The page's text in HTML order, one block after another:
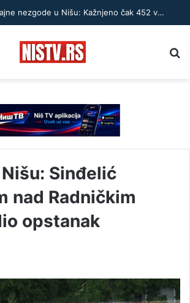
Četiri saobraćajne nezgode u Nišu: Kažnjeno čak 452 vozača zbog prekoračenja brzine
Sinđelić
nad Radničkim
opstanak